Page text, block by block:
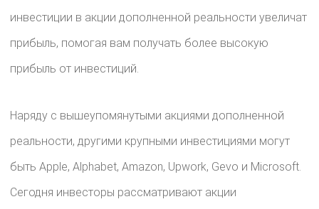
инвестиции в акции дополненной реальности увеличат
прибыль, помогая вам получать более высокую
прибыль от инвестиций.
Наряду с вышеупомянутыми акциями дополненной
реальности, другими крупными инвестициями могут
быть Apple, Alphabet, Amazon, Upwork, Gevo и Microsoft.
Сегодня инвесторы рассматривают акции